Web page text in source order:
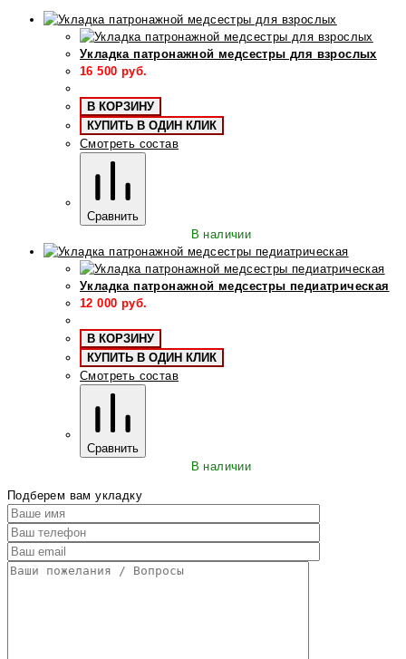
Укладка патронажной медсестры для взрослых
16 500 руб.
В КОРЗИНУ
КУПИТЬ В ОДИН КЛИК
Смотреть состав
Сравнить
В наличии
Укладка патронажной медсестры педиатрическая
12 000 руб.
В КОРЗИНУ
КУПИТЬ В ОДИН КЛИК
Смотреть состав
Сравнить
В наличии
Подберем вам укладку